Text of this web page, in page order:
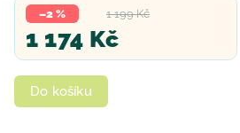
1 199 Kč
–2 %
1 174 Kč
Do košíku